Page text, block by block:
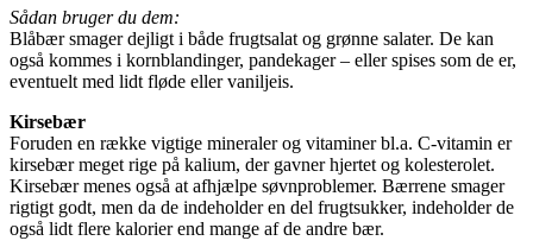
Sådan bruger du dem:
Blåbær smager dejligt i både frugtsalat og grønne salater. De kan
også kommes i kornblandinger, pandekager – eller spises som de er,
eventuelt med lidt fløde eller vaniljeis.
Kirsebær
Foruden en række vigtige mineraler og vitaminer bl.a. C-vitamin er
kirsebær meget rige på kalium, der gavner hjertet og kolesterolet.
Kirsebær menes også at afhjælpe søvnproblemer. Bærrene smager
rigtigt godt, men da de indeholder en del frugtsukker, indeholder de
også lidt flere kalorier end mange af de andre bær.